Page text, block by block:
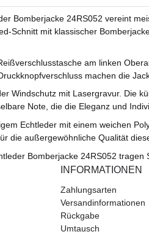
Bomberjacke 24RS052 vereint
Schnitt mit klassischer
am linken
machen die
Windschutz mit Lasergravur. Die
Note, die die Eleganz und
Echtleder mit einem weichen
die außergewöhnliche Qualität
Bomberjacke 24RS052
INFORMATIONEN
Zahlungsarten
Versandinformationen
Rückgabe
Umtausch